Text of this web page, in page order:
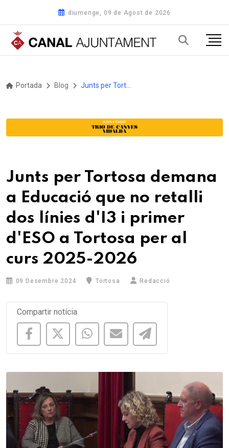
diumenge, 09 de Agost de 2026
Portada Blog
Junts per Tortosa demana
a Educació que no retalli
dos línies d'I3 i primer
d'ESO a Tortosa per al
curs 2025-2026
09 Desembre 2024 Tortosa Redacció
Compartir notícia